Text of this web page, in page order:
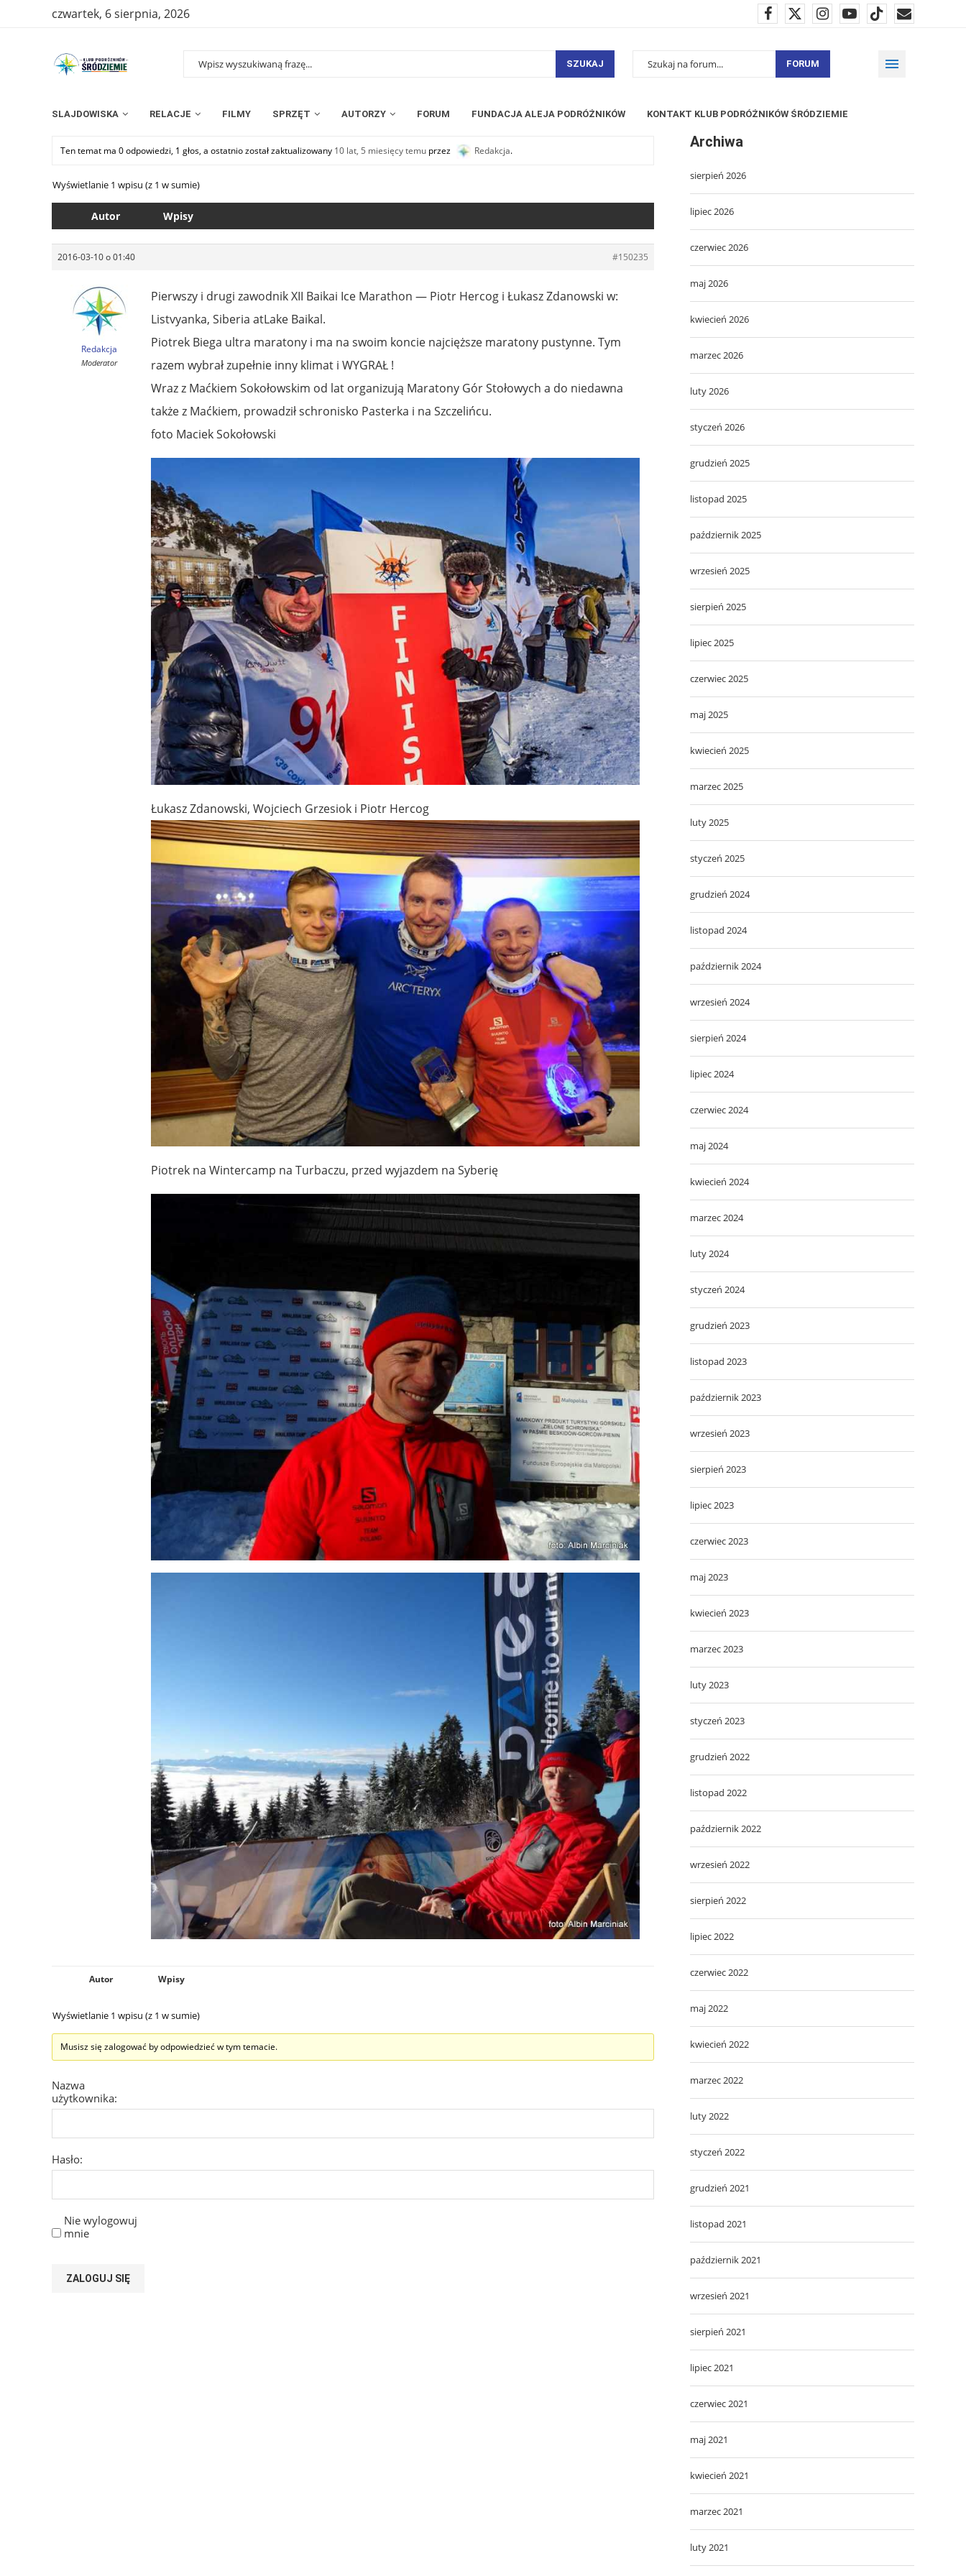
czwartek, 6 sierpnia, 2026
SZUKAJ FORUM
SLAJDOWISKA RELACJE FILMY SPRZĘT AUTORZY FORUM FUNDACJA ALEJA PODRÓŻNIKÓW KONTAKT KLUB PODRÓŻNIKÓW ŚRÓDZIEMIE
Ten temat ma 0 odpowiedzi, 1 głos, a ostatnio został zaktualizowany 10 lat, 5 miesięcy temu przez Redakcja.
Wyświetlanie 1 wpisu (z 1 w sumie)
Autor Wpisy
2016-03-10 o 01:40 #150235
Redakcja
Moderator
Pierwszy i drugi zawodnik XII Baikai Ice Marathon — Piotr Hercog i Łukasz Zdanowski w:
Listvyanka, Siberia atLake Baikal.
Piotrek Biega ultra maratony i ma na swoim koncie najcięższe maratony pustynne. Tym
razem wybrał zupełnie inny klimat i WYGRAŁ !
Wraz z Maćkiem Sokołowskim od lat organizują Maratony Gór Stołowych a do niedawna
także z Maćkiem, prowadził schronisko Pasterka i na Szczelińcu.
foto Maciek Sokołowski
Łukasz Zdanowski, Wojciech Grzesiok i Piotr Hercog
Piotrek na Wintercamp na Turbaczu, przed wyjazdem na Syberię
Autor Wpisy
Wyświetlanie 1 wpisu (z 1 w sumie)
Musisz się zalogować by odpowiedzieć w tym temacie.
Nazwa
użytkownika:
Hasło:
Nie wylogowuj
mnie
ZALOGUJ SIĘ
Archiwa
sierpień 2026
lipiec 2026
czerwiec 2026
maj 2026
kwiecień 2026
marzec 2026
luty 2026
styczeń 2026
grudzień 2025
listopad 2025
październik 2025
wrzesień 2025
sierpień 2025
lipiec 2025
czerwiec 2025
maj 2025
kwiecień 2025
marzec 2025
luty 2025
styczeń 2025
grudzień 2024
listopad 2024
październik 2024
wrzesień 2024
sierpień 2024
lipiec 2024
czerwiec 2024
maj 2024
kwiecień 2024
marzec 2024
luty 2024
styczeń 2024
grudzień 2023
listopad 2023
październik 2023
wrzesień 2023
sierpień 2023
lipiec 2023
czerwiec 2023
maj 2023
kwiecień 2023
marzec 2023
luty 2023
styczeń 2023
grudzień 2022
listopad 2022
październik 2022
wrzesień 2022
sierpień 2022
lipiec 2022
czerwiec 2022
maj 2022
kwiecień 2022
marzec 2022
luty 2022
styczeń 2022
grudzień 2021
listopad 2021
październik 2021
wrzesień 2021
sierpień 2021
lipiec 2021
czerwiec 2021
maj 2021
kwiecień 2021
marzec 2021
luty 2021